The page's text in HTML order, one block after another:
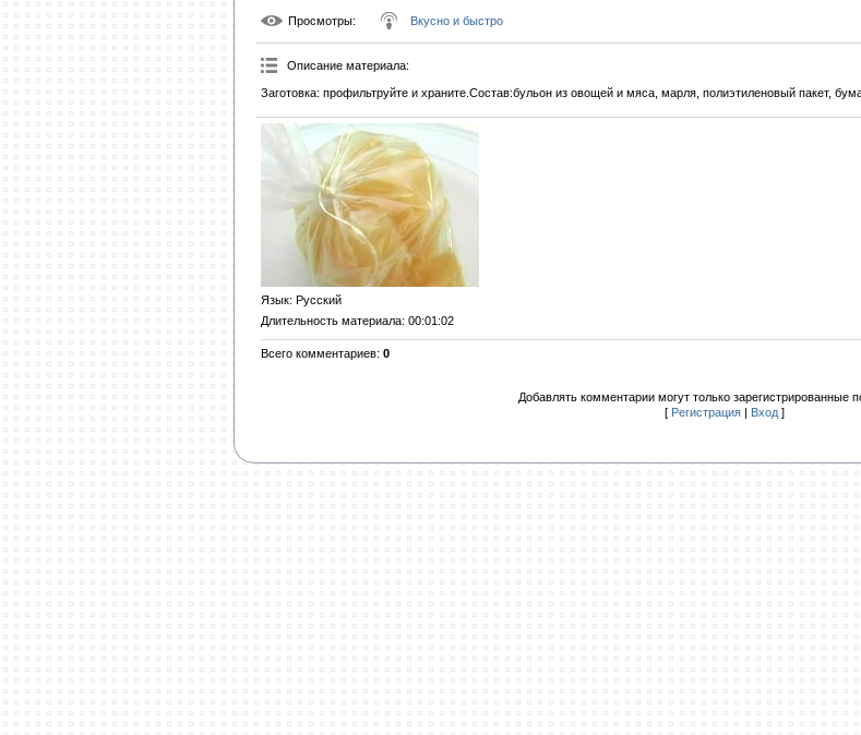
Просмотры: Вкусно и быстро
Описание материала:
Заготовка: профильтруйте и храните.Состав:бульон из овощей и мяса, марля, полиэтиленовый пакет,
Язык: Русский
Длительность материала: 00:01:02
Всего комментариев: 0
Добавлять комментарии могут только зарегистрированные
[ Регистрация | Вход ]